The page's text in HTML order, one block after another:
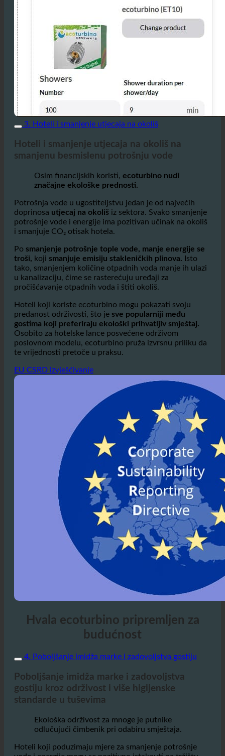
3. Hoteli i smanjenje utjecaja na okoliš
Hoteli i smanjenje utjecaja na okoliš na
smanjenu besmislenu potrošnju vode
Osim financijskih koristi, ecoturbino nudi
značajne ekološke prednosti.
Potrošnja vode u ugostiteljstvu jedan je od najvećih
doprinosa utjecaj na okoliš iz sektora. Svako smanjenje
potrošnje vode i energije ima pozitivan učinak na okoliš
i smanjuje CO₂ otisak hotela.
Po smanjenje potrošnje tople vode, manje energije se
troši, koji smanjuje emisiju stakleničkih plinova. Isto
tako, smanjenjem količine otpadnih voda manje ih ulazi
u kanalizaciju, čime se rasterećuju uređaji za
pročišćavanje otpadnih voda i štiti okoliš.
Hoteli koji koriste ecoturbino mogu pokazati svoju
predanost održivosti, što je sve popularniji među
gostima koji preferiraju ekološki prihvatljiv smještaj.
Osobito za hotelske lance posvećene održivom
poslovnom modelu, ecoturbino pruža izvrsnu priliku da
te vrijednosti pretoče u praksu.
EU CSRD izvješćivanje
Hvala ecoturbino pripremljen za
budućnost
4. Poboljšanje imidža marke i zadovoljstva gostiju
Poboljšanje imidža marke i zadovoljstva
gostiju kroz održivost i više higijenske
standarde u tuševima
Ekološka održivost za mnoge je putnike
odlučujući čimbenik pri odabiru smještaja.
Hoteli koji poduzimaju mjere za smanjenje potrošnje